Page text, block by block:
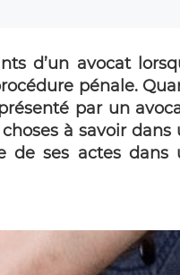
d’un avocat
pénale.
par un
à savoir dans
de ses actes dans